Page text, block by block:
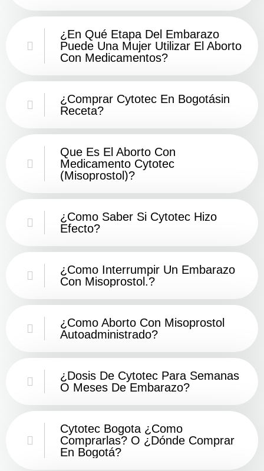
¿En Qué Etapa Del Embarazo
Puede Una Mujer Utilizar El Aborto
Con Medicamentos?
¿Comprar Cytotec En Bogotásin
Receta?
Que Es El Aborto Con
Medicamento Cytotec
(misoprostol)?
¿Como Saber Si Cytotec Hizo
Efecto?
¿como Interrumpir Un Embarazo
Con Misoprostol.?
¿Como Aborto Con Misoprostol
Autoadministrado?
¿Dosis De Cytotec Para Semanas
O Meses De Embarazo?
Cytotec Bogota ¿Como
Comprarlas? O ¿Dónde Comprar
En Bogotá?